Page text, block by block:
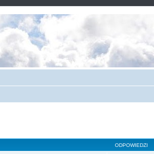
ODPOWIEDZI